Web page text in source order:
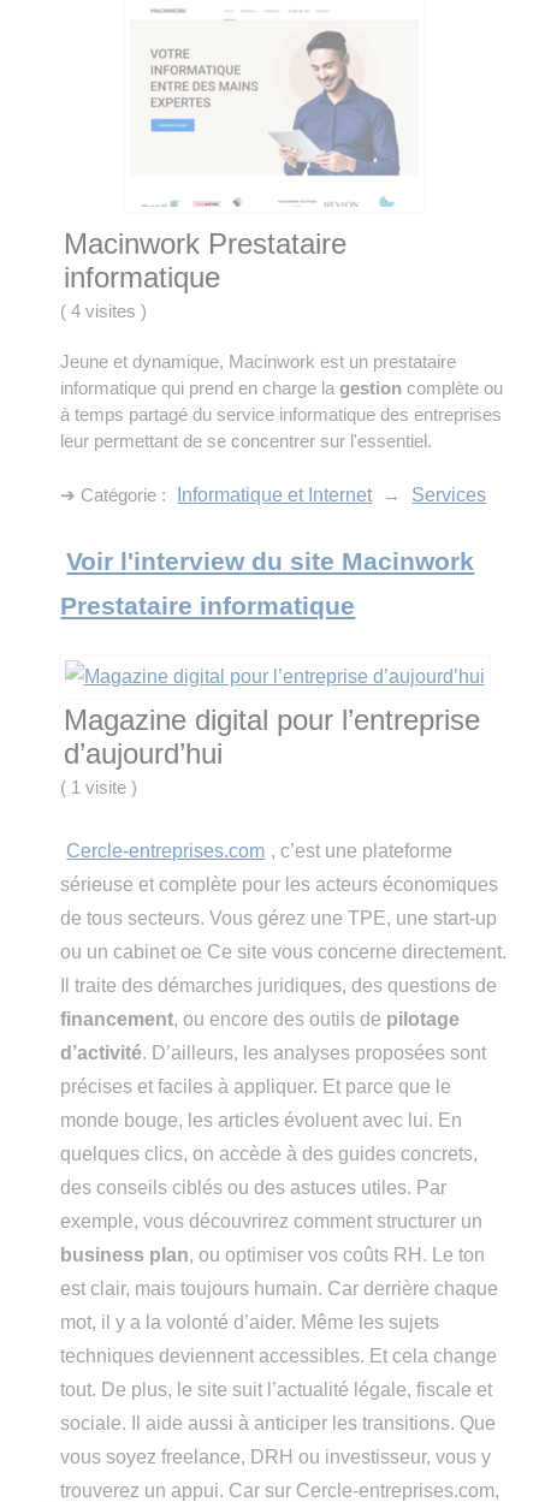
Macinwork Prestataire
informatique
( 4 visites)
Jeune et dynamique, Macinwork est un prestataire
informatique qui prend en charge lagestion complète ou
à temps partagé du service informatique des entreprises
leur permettant de se concentrer sur l'essentiel.
➔ Catégorie : Informatique et Internet → Services
Voir l'interview du site Macinwork
Prestataire informatique
Magazine digital pour l’entreprise
d’aujourd’hui
( 1 visite)
Cercle-entreprises.com , c’est une plateforme
sérieuse et complète pour les acteurs économiques
de tous secteurs. Vous gérez une TPE, une start-up
ou un cabinet oe Ce site vous concerne directement.
Il traite des démarches juridiques, des questions de
financement, ou encore des outils de pilotage
d’activité. D’ailleurs, les analyses proposées sont
précises et faciles à appliquer. Et parce que le
monde bouge, les articles évoluent avec lui. En
quelques clics, on accède à des guides concrets,
des conseils ciblés ou des astuces utiles. Par
exemple, vous découvrirez comment structurer un
business plan, ou optimiser vos coûts RH. Le ton
est clair, mais toujours humain. Car derrière chaque
mot, il y a la volonté d’aider. Même les sujets
techniques deviennent accessibles. Et cela change
tout. De plus, le site suit l’actualité légale, fiscale et
sociale. Il aide aussi à anticiper les transitions. Que
vous soyez freelance, DRH ou investisseur, vous y
trouverez un appui. Car sur Cercle-entreprises.com,